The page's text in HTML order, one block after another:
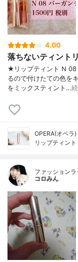
4.00
落ちないティント
★リップティント N 08
るので付けたての色を
をミックスティント…
OPERA(オペラ)
リップティント
ファッションラ
コロみん